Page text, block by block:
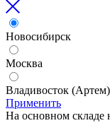
Новосибирск
Москва
Владивосток (Артем)
Применить
На основном складе